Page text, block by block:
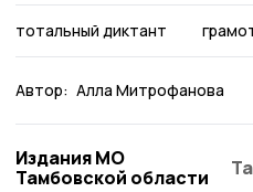
тотальный диктант
Автор: Алла Митрофанова
Издания МО
Тамбовской области